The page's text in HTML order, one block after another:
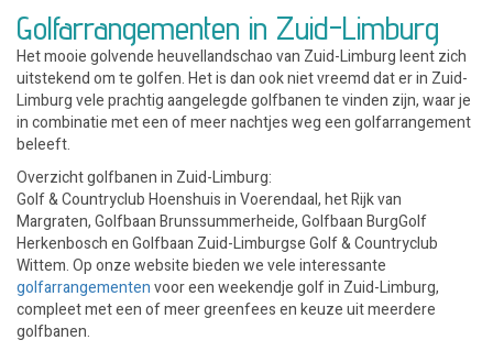
Golfarrangementen in Zuid-Limburg
Het mooie golvende heuvellandschao van Zuid-Limburg leent zich
uitstekend om te golfen. Het is dan ook niet vreemd dat er in Zuid-
Limburg vele prachtig aangelegde golfbanen te vinden zijn, waar je
in combinatie met een of meer nachtjes weg een golfarrangement
beleeft.
Overzicht golfbanen in Zuid-Limburg:
Golf & Countryclub Hoenshuis in Voerendaal, het Rijk van
Margraten, Golfbaan Brunssummerheide, Golfbaan BurgGolf
Herkenbosch en Golfbaan Zuid-Limburgse Golf & Countryclub
Wittem. Op onze website bieden we vele interessante
golfarrangementenvoor een weekendje golf in Zuid-Limburg,
compleet met een of meer greenfees en keuze uit meerdere
golfbanen.